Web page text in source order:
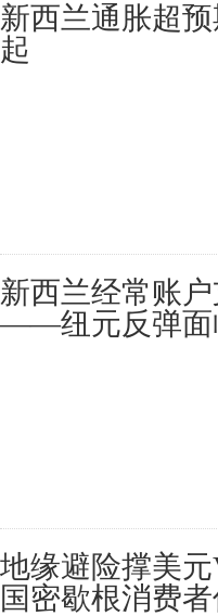
新西兰通胀超
起
新西兰经常账
——纽元反弹面
地缘避险撑美
国密歇根消费